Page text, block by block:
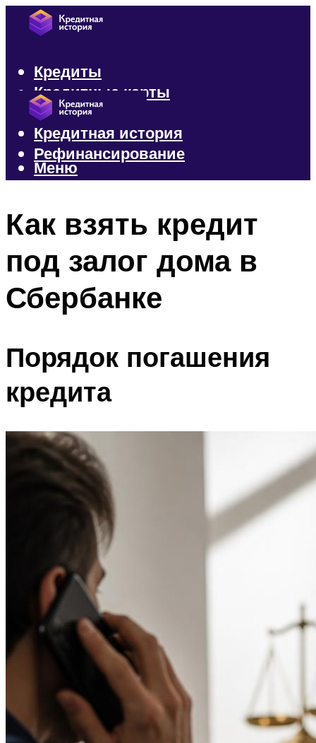
Кредиты
Кредитные карты
Микрозаймы
Кредитная история
Рефинансирование
Меню
Как взять кредит
под залог дома в
Сбербанке
Порядок погашения
кредита